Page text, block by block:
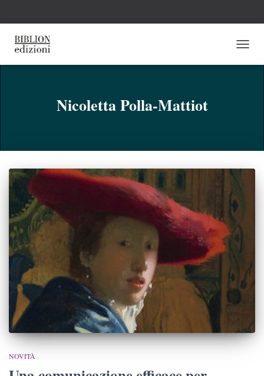
Nicoletta Polla-Mattiot
NOVITÀ